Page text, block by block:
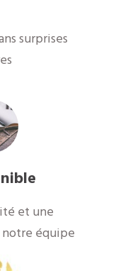
surprises
et une
équipe